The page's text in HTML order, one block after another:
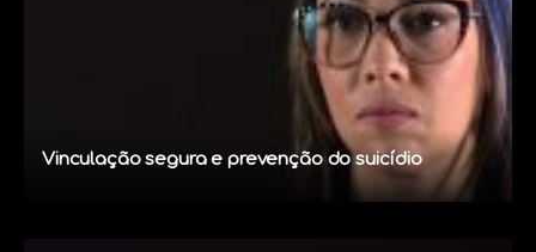
Vinculação segura e prevenção do suicídio